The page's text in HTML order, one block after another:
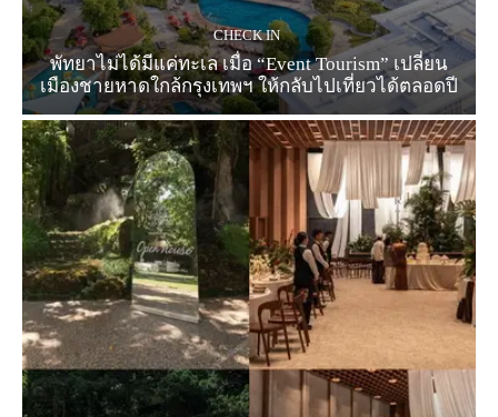
CHECK IN
พัทยาไม่ได้มีแค่ทะเล เมื่อ “Event Tourism” เปลี่ยน
เมืองชายหาดใกล้กรุงเทพฯ ให้กลับไปเที่ยวได้ตลอดปี